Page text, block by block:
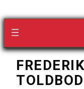
TOLDBOD